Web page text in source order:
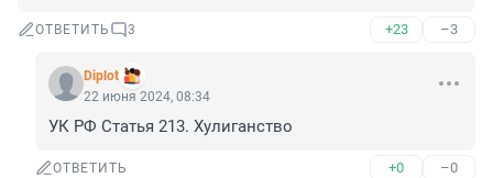
ОТВЕТИТЬ 3 +23 –3
Diplot
22 июня 2024, 08:34
УК РФ Статья 213. Хулиганство
ОТВЕТИТЬ +0 –0